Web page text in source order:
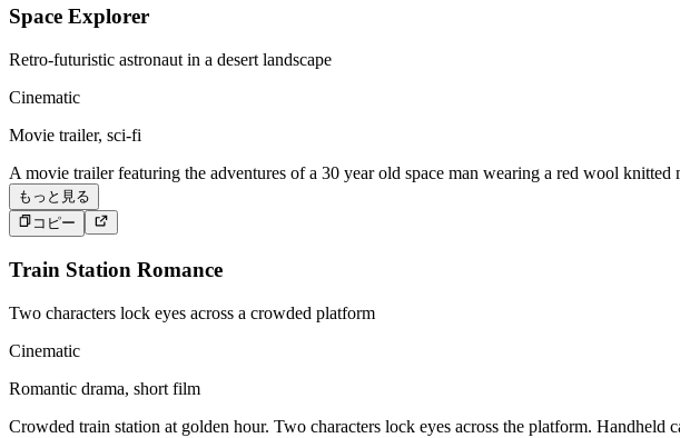
Space Explorer
Retro-futuristic astronaut in a desert landscape
Cinematic
Movie trailer, sci-fi
A movie trailer featuring the adventures of a 30 year old space man wearing a red wool
もっと見る
コピー
Train Station Romance
Two characters lock eyes across a crowded platform
Cinematic
Romantic drama, short film
Crowded train station at golden hour. Two characters lock eyes across the platform.